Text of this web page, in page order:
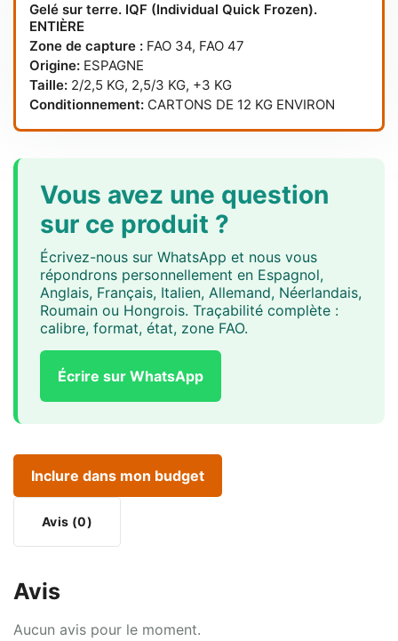
Gelé sur terre. IQF (Individual Quick Frozen).
ENTIÈRE
Zone de capture : FAO 34, FAO 47
Origine: ESPAGNE
Taille: 2/2,5 KG, 2,5/3 KG, +3 KG
Conditionnement: CARTONS DE 12 KG ENVIRON
Vous avez une question
sur ce produit ?
Écrivez-nous sur WhatsApp et nous vous
répondrons personnellement en Espagnol,
Anglais, Français, Italien, Allemand, Néerlandais,
Roumain ou Hongrois. Traçabilité complète :
calibre, format, état, zone FAO.
Écrire sur WhatsApp
Inclure dans mon budget
Avis (0)
Avis
Aucun avis pour le moment.